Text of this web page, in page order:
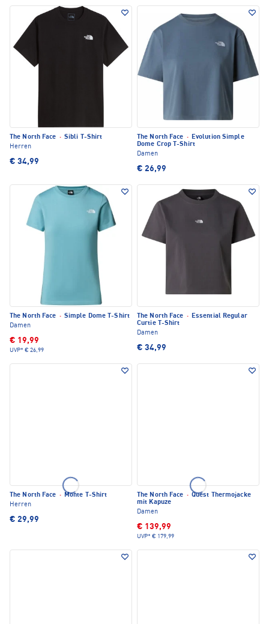
The North Face · Sibli T-Shirt
Herren
€ 34,99
The North Face · Evolution Simple
Dome Crop T-Shirt
Damen
€ 26,99
The North Face · Simple Dome T-Shirt
Damen
€ 19,99
UVP* € 26,99
The North Face · Essential Regular
Curtie T-Shirt
Damen
€ 34,99
The North Face · Monte T-Shirt
Herren
€ 29,99
The North Face · Quest Thermojacke
mit Kapuze
Damen
€ 139,99
UVP* € 179,99